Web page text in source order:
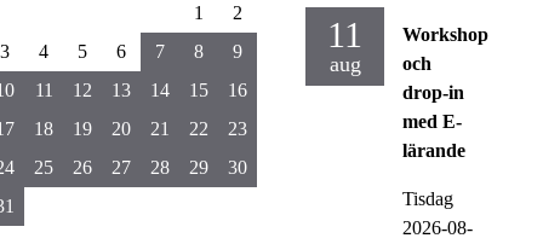
11
aug
Workshop
och
drop-in
med E-
lärande
Tisdag
2026-08-
1
2
3
4 5 6 7 8
9
11 12 13 14 15
16
18 19 20 21 22
23
25 26 27 28 29
30